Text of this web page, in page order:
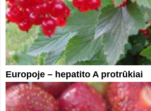
Europoje – hepatito A protrūkiai